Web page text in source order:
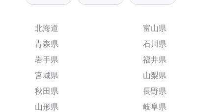
北海道
青森県
岩手県
宮城県
秋田県
山形県
富山県
石川県
福井県
山梨県
長野県
岐阜県